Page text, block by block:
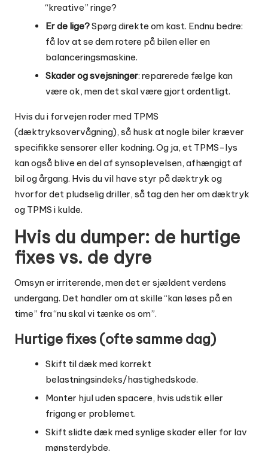
“kreative” ringe?
Er de lige?Spørg direkte om kast. Endnu bedre:
få lov at se dem rotere på bilen eller en
balanceringsmaskine.
Skader og svejsninger: reparerede fælge kan
være ok, men det skal være gjort ordentligt.
Hvis du i forvejen roder med TPMS
(dæktryksovervågning), så husk at nogle biler kræver
specifikke sensorer eller kodning. Og ja, et TPMS-lys
kan også blive en del af synsoplevelsen, afhængigt af
bil og årgang. Hvis du vil have styr på dæktryk og
hvorfor det pludselig driller, så tag den her omdæktryk
og TPMS i kulde.
Hvis du dumper: de hurtige
fixes vs. de dyre
Omsyn er irriterende, men det er sjældent verdens
undergang. Det handler om at skille “kan løses på en
time” fra “nu skal vi tænke os om”.
Hurtige fixes (ofte samme dag)
Skift til dæk med korrekt
belastningsindeks/hastighedskode.
Monter hjul uden spacere, hvis udstik eller
frigang er problemet.
Skift slidte dæk med synlige skader eller for lav
mønsterdybde.